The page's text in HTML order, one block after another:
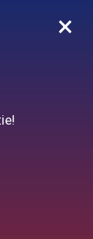
0
code10
×